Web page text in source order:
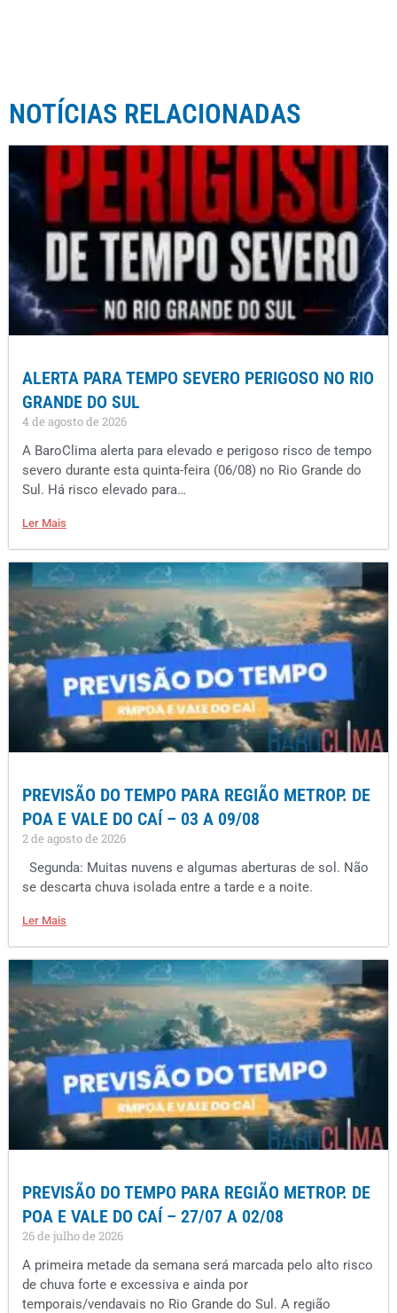
NOTÍCIAS RELACIONADAS
ALERTA PARA TEMPO SEVERO PERIGOSO NO RIO
GRANDE DO SUL
4 de agosto de 2026
A BaroClima alerta para elevado e perigoso risco de tempo
severo durante esta quinta-feira (06/08) no Rio Grande do
Sul. Há risco elevado para…
Ler Mais
PREVISÃO DO TEMPO PARA REGIÃO METROP. DE
POA E VALE DO CAÍ – 03 A 09/08
2 de agosto de 2026
Segunda: Muitas nuvens e algumas aberturas de sol. Não
se descarta chuva isolada entre a tarde e a noite.
Ler Mais
PREVISÃO DO TEMPO PARA REGIÃO METROP. DE
POA E VALE DO CAÍ – 27/07 A 02/08
26 de julho de 2026
A primeira metade da semana será marcada pelo alto risco
de chuva forte e excessiva e ainda por
temporais/vendavais no Rio Grande do Sul. A região